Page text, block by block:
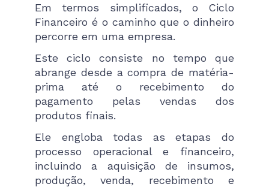
Em termos simplificados, o Ciclo
Financeiro é o caminho que o dinheiro
percorre em uma empresa.
Este ciclo consiste no tempo que
abrange desde a compra de matéria-
prima até o recebimento do
pagamento pelas vendas dos
produtos finais.
Ele engloba todas as etapas do
processo operacional e financeiro,
incluindo a aquisição de insumos,
produção, venda, recebimento e